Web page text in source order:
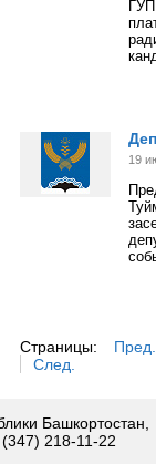
19
Страницы:
Пред.
След.
Башкортостан,
218-11-22